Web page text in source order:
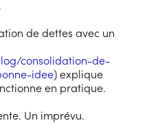
de dettes avec un
consolidation-de-
idee) explique
en pratique.
Un imprévu.